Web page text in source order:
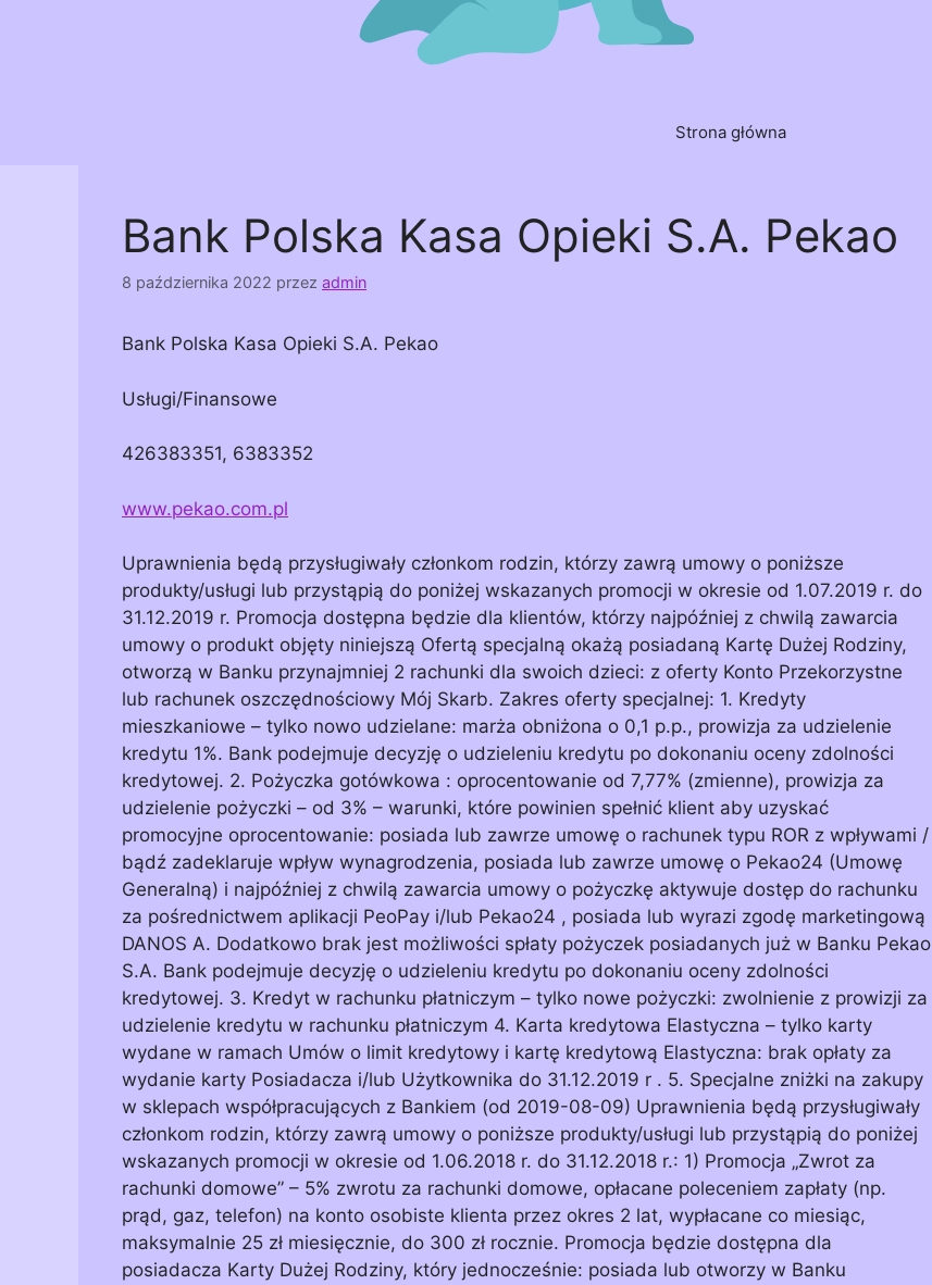
Strona główna
Bank Polska Kasa Opieki S.A. Pekao
8 października 2022 przez admin
Bank Polska Kasa Opieki S.A. Pekao
Usługi/Finansowe
426383351, 6383352
www.pekao.com.pl
Uprawnienia będą przysługiwały członkom rodzin, którzy zawrą umowy o poniższe
produkty/usługi lub przystąpią do poniżej wskazanych promocji w okresie od 1.07.2019 r. do
31.12.2019 r. Promocja dostępna będzie dla klientów, którzy najpóźniej z chwilą zawarcia
umowy o produkt objęty niniejszą Ofertą specjalną okażą posiadaną Kartę Dużej Rodziny,
otworzą w Banku przynajmniej 2 rachunki dla swoich dzieci: z oferty Konto Przekorzystne
lub rachunek oszczędnościowy Mój Skarb. Zakres oferty specjalnej: 1. Kredyty
mieszkaniowe – tylko nowo udzielane: marża obniżona o 0,1 p.p., prowizja za udzielenie
kredytu 1%. Bank podejmuje decyzję o udzieleniu kredytu po dokonaniu oceny zdolności
kredytowej. 2. Pożyczka gotówkowa : oprocentowanie od 7,77% (zmienne), prowizja za
udzielenie pożyczki – od 3% – warunki, które powinien spełnić klient aby uzyskać
promocyjne oprocentowanie: posiada lub zawrze umowę o rachunek typu ROR z wpływami /
bądź zadeklaruje wpływ wynagrodzenia, posiada lub zawrze umowę o Pekao24 (Umowę
Generalną) i najpóźniej z chwilą zawarcia umowy o pożyczkę aktywuje dostęp do rachunku
za pośrednictwem aplikacji PeoPay i/lub Pekao24 , posiada lub wyrazi zgodę marketingową
DANOS A. Dodatkowo brak jest możliwości spłaty pożyczek posiadanych już w Banku Pekao
S.A. Bank podejmuje decyzję o udzieleniu kredytu po dokonaniu oceny zdolności
kredytowej. 3. Kredyt w rachunku płatniczym – tylko nowe pożyczki: zwolnienie z prowizji za
udzielenie kredytu w rachunku płatniczym 4. Karta kredytowa Elastyczna – tylko karty
wydane w ramach Umów o limit kredytowy i kartę kredytową Elastyczna: brak opłaty za
wydanie karty Posiadacza i/lub Użytkownika do 31.12.2019 r . 5. Specjalne zniżki na zakupy
w sklepach współpracujących z Bankiem (od 2019-08-09) Uprawnienia będą przysługiwały
członkom rodzin, którzy zawrą umowy o poniższe produkty/usługi lub przystąpią do poniżej
wskazanych promocji w okresie od 1.06.2018 r. do 31.12.2018 r.: 1) Promocja „Zwrot za
rachunki domowe” – 5% zwrotu za rachunki domowe, opłacane poleceniem zapłaty (np.
prąd, gaz, telefon) na konto osobiste klienta przez okres 2 lat, wypłacane co miesiąc,
maksymalnie 25 zł miesięcznie, do 300 zł rocznie. Promocja będzie dostępna dla
posiadacza Karty Dużej Rodziny, który jednocześnie: posiada lub otworzy w Banku